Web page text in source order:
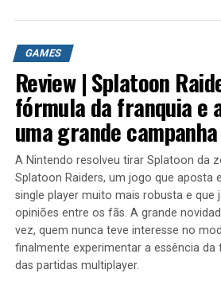
GAMES
Review | Splatoon
fórmula da franquia e
uma grande
A Nintendo resolveu tirar Splatoon da
Splatoon Raiders, um jogo que aposta
single player muito mais robusta e que
opiniões entre os fãs. A grande
vez, quem nunca teve interesse no
finalmente experimentar a essência da
das partidas multiplayer.